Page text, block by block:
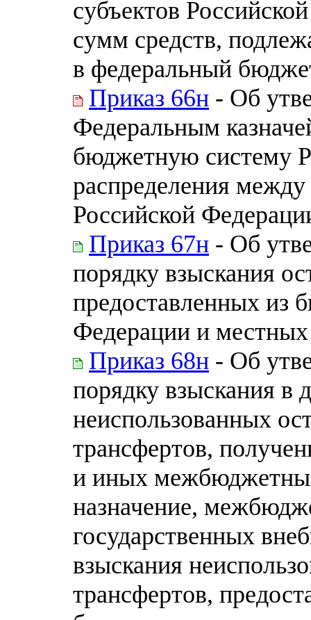
субъектов
сумм средств,
в федеральный
Приказ 66н - Об
Федеральным
бюджетную систему
распределения
Российской
Приказ 67н - Об
порядку взыскания
предоставленных из
Федерации и
Приказ 68н - Об
порядку взыскания в
неиспользованных
трансфертов,
и иных
назначение,
государственных
взыскания
трансфертов,